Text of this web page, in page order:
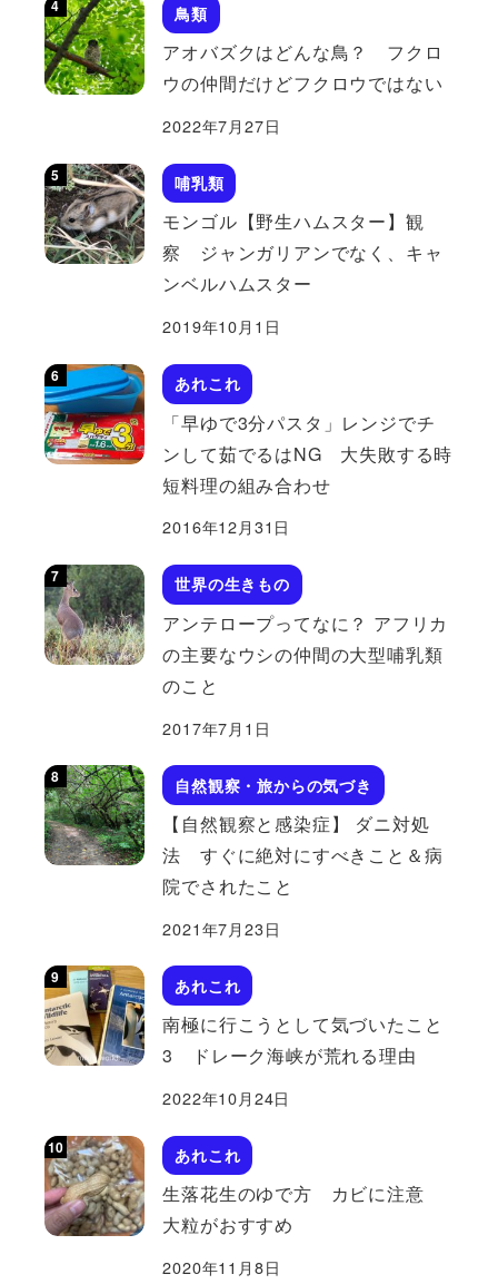
鳥類
アオバズクはどんな鳥？ フクロ
ウの仲間だけどフクロウではない
2022年7月27日
哺乳類
モンゴル【野生ハムスター】観
察 ジャンガリアンでなく、キャ
ンベルハムスター
2019年10月1日
あれこれ
「早ゆで3分パスタ」レンジでチ
ンして茹でるはNG 大失敗する時
短料理の組み合わせ
2016年12月31日
世界の生きもの
アンテロープってなに？ アフリカ
の主要なウシの仲間の大型哺乳類
のこと
2017年7月1日
自然観察・旅からの気づき
【自然観察と感染症】 ダニ対処
法 すぐに絶対にすべきこと＆病
院でされたこと
2021年7月23日
あれこれ
南極に行こうとして気づいたこと
3 ドレーク海峡が荒れる理由
2022年10月24日
あれこれ
生落花生のゆで方 カビに注意
大粒がおすすめ
2020年11月8日